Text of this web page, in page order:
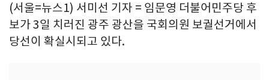
(서울=뉴스1) 서미선 기자 = 임문영 더불어민주당 후
보가 3일 치러진 광주 광산을 국회의원 보궐선거에서
당선이 확실시되고 있다.